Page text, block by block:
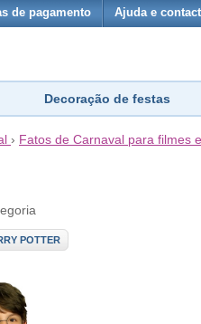
de pagamento Ajuda e
Decoração de festas
› Fatos de Carnaval para filmes
POTTER